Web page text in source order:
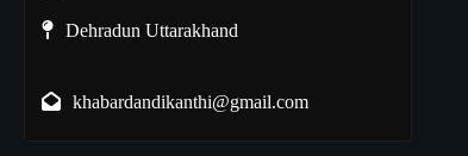
Dehradun Uttarakhand
khabardandikanthi@gmail.com